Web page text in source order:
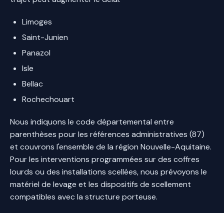
Limoges
Saint-Junien
Panazol
Isle
Bellac
Rochechouart
Nous indiquons le code départemental entre
parenthèses pour les références administratives (87)
et couvrons l'ensemble de la région Nouvelle-Aquitaine.
Pour les interventions programmées sur des coffres
lourds ou des installations scellées, nous prévoyons le
matériel de levage et les dispositifs de scellement
compatibles avec la structure porteuse.